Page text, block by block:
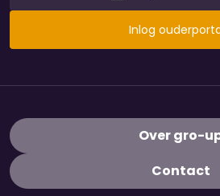
Inlog
Over gro-
Contact